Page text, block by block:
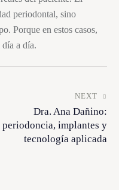
periodontal, sino
Porque en estos casos,
día a día.
NEXT
Dra. Ana Dañino:
periodoncia, implantes y
tecnología aplicada